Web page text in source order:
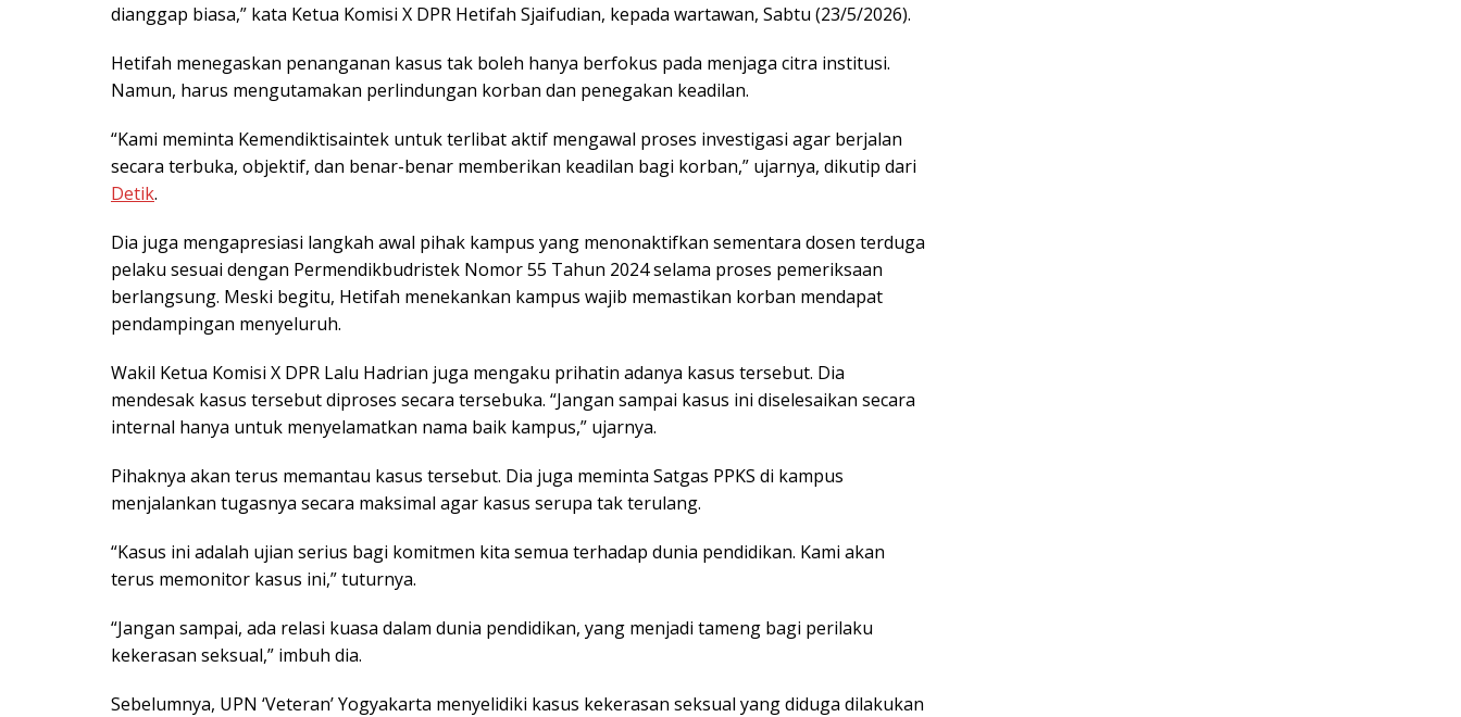
dianggap biasa,” kata Ketua Komisi X DPR Hetifah Sjaifudian, kepada wartawan, Sabtu (23/5/2026).
Hetifah menegaskan penanganan kasus tak boleh hanya berfokus pada menjaga citra institusi.
Namun, harus mengutamakan perlindungan korban dan penegakan keadilan.
“Kami meminta Kemendiktisaintek untuk terlibat aktif mengawal proses investigasi agar berjalan
secara terbuka, objektif, dan benar-benar memberikan keadilan bagi korban,” ujarnya, dikutip dari
Detik.
Dia juga mengapresiasi langkah awal pihak kampus yang menonaktifkan sementara dosen terduga
pelaku sesuai dengan Permendikbudristek Nomor 55 Tahun 2024 selama proses pemeriksaan
berlangsung. Meski begitu, Hetifah menekankan kampus wajib memastikan korban mendapat
pendampingan menyeluruh.
Wakil Ketua Komisi X DPR Lalu Hadrian juga mengaku prihatin adanya kasus tersebut. Dia
mendesak kasus tersebut diproses secara tersebuka. “Jangan sampai kasus ini diselesaikan secara
internal hanya untuk menyelamatkan nama baik kampus,” ujarnya.
Pihaknya akan terus memantau kasus tersebut. Dia juga meminta Satgas PPKS di kampus
menjalankan tugasnya secara maksimal agar kasus serupa tak terulang.
“Kasus ini adalah ujian serius bagi komitmen kita semua terhadap dunia pendidikan. Kami akan
terus memonitor kasus ini,” tuturnya.
“Jangan sampai, ada relasi kuasa dalam dunia pendidikan, yang menjadi tameng bagi perilaku
kekerasan seksual,” imbuh dia.
Sebelumnya, UPN ‘Veteran’ Yogyakarta menyelidiki kasus kekerasan seksual yang diduga dilakukan